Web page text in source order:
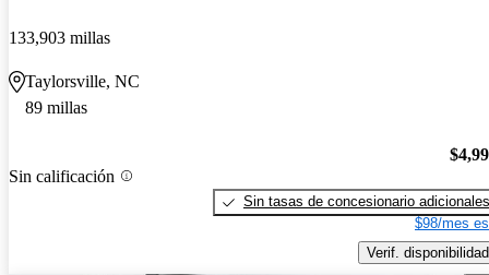
133,903 millas
Taylorsville, NC
89 millas
Sin calificación
Sin tasas de concesionario adicionales
$98/mes
Verif. disponibilidad